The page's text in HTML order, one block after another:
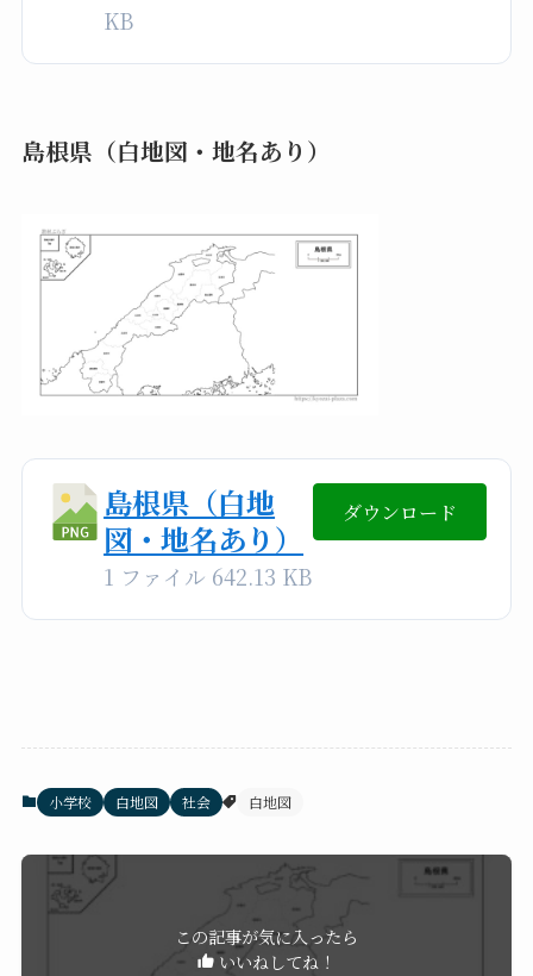
KB
島根県（白地図・地名あり）
島根県（白地
図・地名あり）
1 ファイル 642.13 KB
ダウンロード
小学校 白地図 社会 白地図
この記事が気に入ったら
いいねしてね！